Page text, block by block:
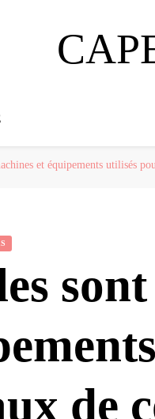
et équipements utilisés
de